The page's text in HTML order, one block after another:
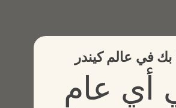
إلى الخلف
بك في عالم كيندر
أي عامٍ